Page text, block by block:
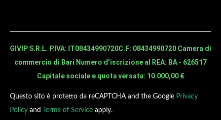
GIVIP S.R.L. P.IVA: IT08434990720C.F: 08434990720 Camera di
commercio di Bari Numero d’iscrizione al REA: BA - 626517
Capitale sociale e quota versata: 10.000,00 €
Questo sito è protetto da reCAPTCHA and the Google Privacy
Policy and Terms of Service apply.